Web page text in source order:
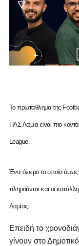
Το πρωτάθλημα της
ΠΑΣ Λαμία είναι πιο
League.
Ένα όνειρο το οποίο όμως
πληρούνται και οι
Λαμίας.
Επειδή το
γίνουν στο